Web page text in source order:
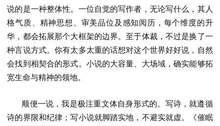
说的是一种整体性。一位自觉的写作者，无论写什么，其人
格气质、精神思想、审美品位及感知阅历，每个维度的升
华，都会拓展那个大框架的边界。至于体裁，不过是换了一
种言说方式。你有太多太重的话想对这个世界好好说，自然
会找到相契合的形式。小说的大容量、大场域，确实能够拓
宽生命与精神的领地。
顺便一说，我是极注重文体自身形式的。写诗，就遵循
诗的界限和纪律；写小说就脚踏实地，不避实就虚。《催眠